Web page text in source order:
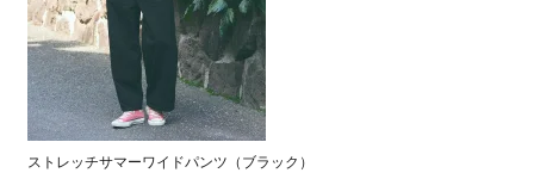
ストレッチサマーワイドパンツ（ブラック）